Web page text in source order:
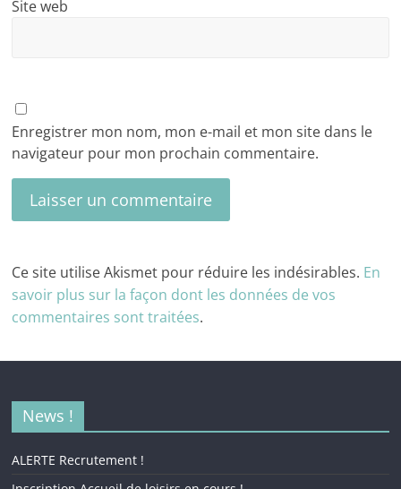
Site web
Enregistrer mon nom, mon e-mail et mon site dans le
navigateur pour mon prochain commentaire.
Ce site utilise Akismet pour réduire les indésirables. En
savoir plus sur la façon dont les données de vos
commentaires sont traitées.
News !
ALERTE Recrutement !